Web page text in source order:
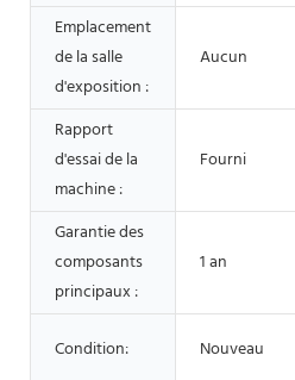
Emplacement
de la salle
d'exposition :
Aucun
Rapport
d'essai de la
machine :
Fourni
Garantie des
composants
principaux :
1 an
Condition: Nouveau